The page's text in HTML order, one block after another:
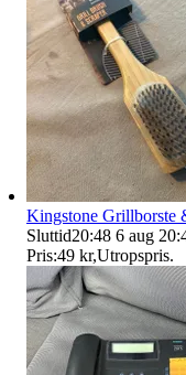
Kingstone Grillborste
Sluttid20:48 6 aug
Pris:49 kr,Utropspris.